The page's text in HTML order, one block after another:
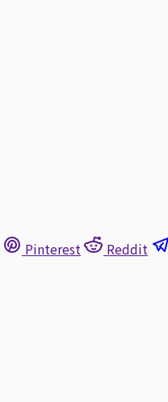
Pinterest Reddit